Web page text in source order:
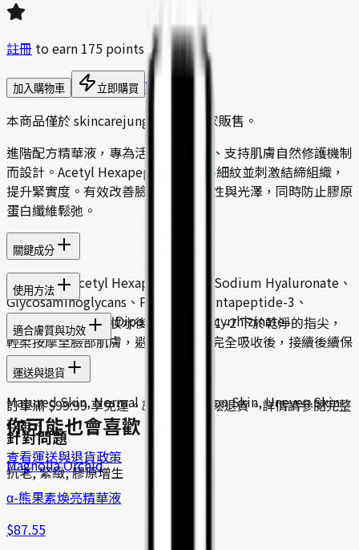
註冊 to earn 175 points
加入購物車 立即購買 聯絡我們
本商品僅於 skincarejungle.com 獨家販售。
進階配方精華液，專為活化肌膚細胞、支持肌膚自然修護機制
而設計。Acetyl Hexapeptide-8 撫平細紋並刺激結締組織，
提升緊實度。有效改善臉部輪廓、彈性與光澤，同時防止膠原
蛋白纖維鬆弛。
關鍵成分
Collagen、Acetyl Hexapeptide-8、Sodium Hyaluronate、
Glycosaminoglycans、Palmitoyl Pentapeptide-3、
Placenta Extract、Dipotassium Glycyrrhizinate
使用方法
每日早晚潔面、化妝水後使用。按壓 1–2 下於乾淨的指尖，
輕柔按摩至臉部肌膚，避開眼周。待完全吸收後，接續後續保
養步驟。
適合膚質與功效
適合膚質
Matured Skin, Normal / Combination Skin, Uneven Skin
針對問題
抗老, 緊緻, 膠原增生
運送與退貨
訂單滿 $99.99 享免運。30 天內可輕鬆退貨。詳情請參閱完整
政策。
查看運送與退貨政策
你可能也會喜歡
Magnolia Orchid
α-熊果素煥亮精華液
$87.55